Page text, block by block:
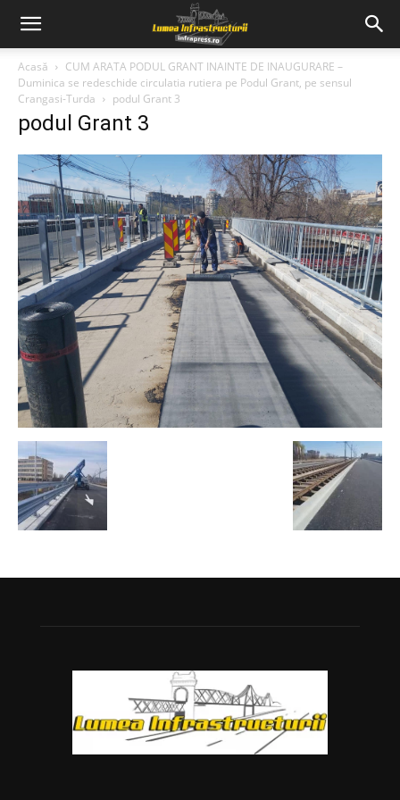
Acasă
CUM ARATA PODUL GRANT INAINTE DE INAUGURARE –
Duminica se redeschide circulatia rutiera pe Podul Grant, pe sensul
Crangasi-Turda
podul Grant 3
podul Grant 3